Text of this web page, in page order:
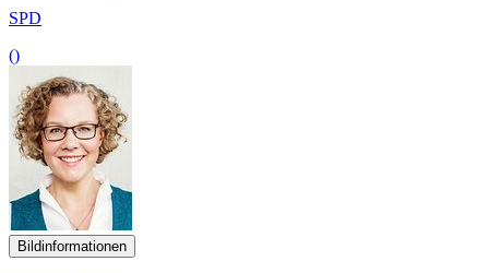
SPD
()
Bildinformationen